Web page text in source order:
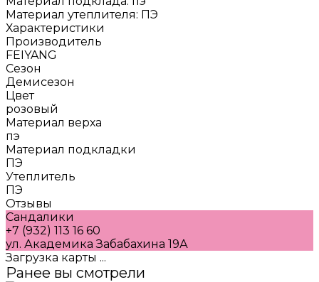
Материал утеплителя: ПЭ
Характеристики
Производитель
FEIYANG
Сезон
Демисезон
Цвет
розовый
Материал верха
пэ
Материал подкладки
ПЭ
Утеплитель
ПЭ
Отзывы
Сандалики
+7 (932) 113 16 60
ул. Академика Забабахина 19А
Загрузка карты ...
Ранее вы смотрели